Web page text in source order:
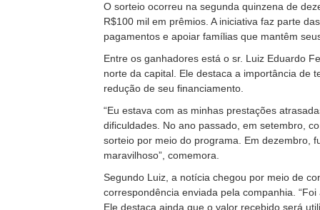
O sorteio ocorreu na segunda quinzena de
R$100 mil em prêmios. A iniciativa faz parte
pagamentos e apoiar famílias que mantêm
Entre os ganhadores está o sr. Luiz Eduardo
norte da capital. Ele destaca a importância de
redução de seu financiamento.
“Eu estava com as minhas prestações
dificuldades. No ano passado, em setembro,
sorteio por meio do programa. Em dezembro,
maravilhoso”, comemora.
Segundo Luiz, a notícia chegou por meio de
correspondência enviada pela companhia.
Ele destaca ainda que o valor recebido será